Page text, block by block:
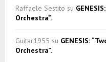
Raffaele Sestito su
Orchestra”.
Guitar1955 su GENESIS:
Orchestra”.